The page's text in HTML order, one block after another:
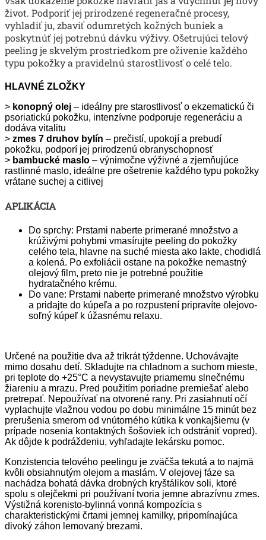
život. Podporiť jej prirodzené regeneračné procesy,
vyhladiť ju, zbaviť odumretých kožných buniek a
poskytnúť jej potrebnú dávku výživy. Ošetrujúci telový
peeling je skvelým prostriedkom pre oživenie každého
typu pokožky a pravidelnú starostlivosť o celé telo.
HLAVNÉ ZLOŽKY
> konopný olej – ideálny pre starostlivosť o ekzematickú či
psoriatickú pokožku, intenzívne podporuje regeneráciu a
dodáva vitalitu
> zmes 7 druhov bylín – prečistí, upokojí a prebudí
pokožku, podporí jej prirodzenú obranyschopnosť
> bambucké maslo – výnimočne výživné a zjemňujúce
rastlinné maslo, ideálne pre ošetrenie každého typu pokožky
vrátane suchej a citlivej
APLIKÁCIA
Do sprchy: Prstami naberte primerané množstvo a
krúživými pohybmi vmasírujte peeling do pokožky
celého tela, hlavne na suché miesta ako lakte, chodidlá
a kolená. Po exfoliácii ostane na pokožke nemastný
olejový film, preto nie je potrebné použitie
hydratačného krému.
Do vane: Prstami naberte primerané množstvo výrobku
a pridajte do kúpeľa a po rozpustení pripravíte olejovo-
soľný kúpeľ k úžasnému relaxu.
Určené na použitie dva až trikrát týždenne. Uchovávajte
mimo dosahu detí. Skladujte na chladnom a suchom mieste,
pri teplote do +25°C a nevystavujte priamemu slnečnému
žiareniu a mrazu. Pred použitím poriadne premiešať alebo
pretrepať. Nepoužívať na otvorené rany. Pri zasiahnutí očí
vyplachujte vlažnou vodou po dobu minimálne 15 minút bez
prerušenia smerom od vnútorného kútika k vonkajšiemu (v
prípade nosenia kontaktných šošoviek ich odstrániť vopred).
Ak dôjde k podráždeniu, vyhľadajte lekársku pomoc.
Konzistencia telového peelingu je zväčša tekutá a to najmä
kvôli obsiahnutým olejom a maslám. V olejovej fáze sa
nachádza bohatá dávka drobných kryštálikov soli, ktoré
spolu s olejčekmi pri používaní tvoria jemne abrazívnu zmes.
Výstižná korenisto-bylinná vonná kompozícia s
charakteristickými črtami jemnej kamilky, pripomínajúca
divoký záhon lemovaný brezami.